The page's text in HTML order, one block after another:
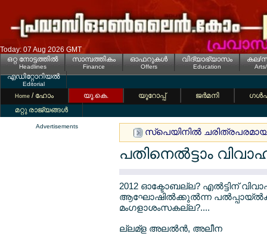
Today: 07 Aug 2026 GMT
ഒറ്റ നോട്ടത്തില്‍
Headlines
സാമ്പത്തികം
Finance
ഓഫറുകള്‍
Offers
വിദ്യാഭ്യാസം
Education
കല/
എഡിറ്റോറിയല്‍
Editorial
Home / ഹോം യൂ.കെ. യൂറോപ്പ് ജര്‍മനി
മറ്റു രാജ്യങ്ങള്‍
Advertisements
സ്പെയിനില്‍
പതിനെല്‍ട്ടാം
2012 ഓക്ടോബല്ല? എല്‍ട്ടിന്
ആഘോഷില്‍ക്കുല്‍ന്ന
മംഗളാശംസകല്ല?....
ല്ലമ്ള അലല്‍ന്‍, അലീന